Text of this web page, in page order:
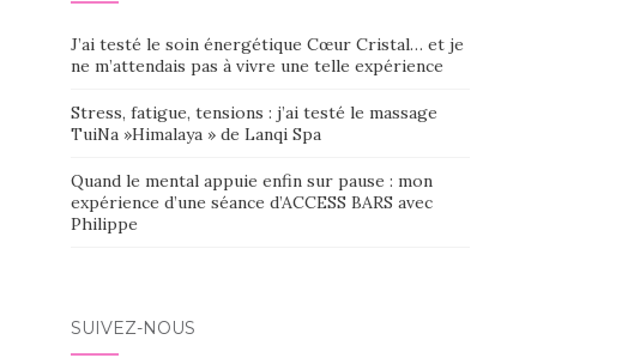
J’ai testé le soin énergétique Cœur Cristal… et je
ne m’attendais pas à vivre une telle expérience
Stress, fatigue, tensions : j’ai testé le massage
TuiNa »Himalaya » de Lanqi Spa
Quand le mental appuie enfin sur pause : mon
expérience d’une séance d’ACCESS BARS avec
Philippe
SUIVEZ-NOUS